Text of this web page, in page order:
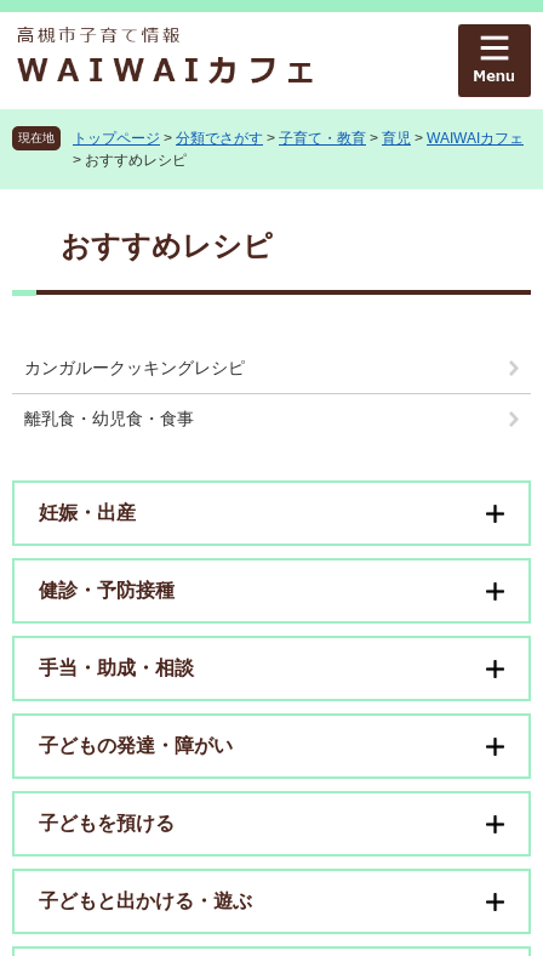
ペ
先
す
メ
を
し
へ
現在地 トップページ > 分類でさがす > 子育て・教育 > 育児 > WAIWAIカフェ
> おすすめレシピ
おすすめレシピ
カンガルークッキングレシピ
離乳食・幼児食・食事
妊娠・出産
健診・予防接種
手当・助成・相談
子どもの発達・障がい
子どもを預ける
子どもと出かける・遊ぶ